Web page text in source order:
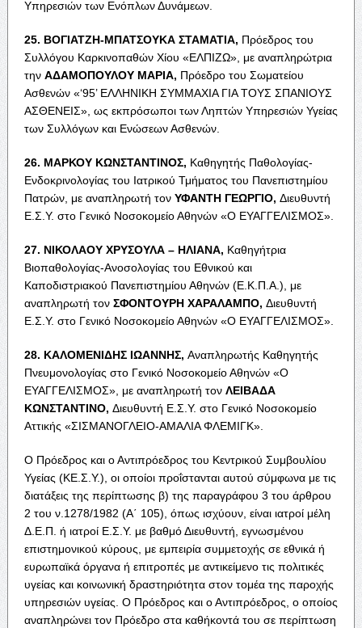
Υπηρεσιών των Ενόπλων Δυνάμεων.
25. ΒΟΓΙΑΤΖΗ-ΜΠΑΤΣΟΥΚΑ ΣΤΑΜΑΤΙΑ, Πρόεδρος του
Συλλόγου Καρκινοπαθών Χίου «ΕΛΠΙΖΩ», με αναπληρώτρια
την ΑΔΑΜΟΠΟΥΛΟΥ ΜΑΡΙΑ, Πρόεδρο του Σωματείου
Ασθενών «‘95’ ΕΛΛΗΝΙΚΗ ΣΥΜΜΑΧΙΑ ΓΙΑ ΤΟΥΣ ΣΠΑΝΙΟΥΣ
ΑΣΘΕΝΕΙΣ», ως εκπρόσωποι των Ληπτών Υπηρεσιών Υγείας
των Συλλόγων και Ενώσεων Ασθενών.
26. ΜΑΡΚΟΥ ΚΩΝΣΤΑΝΤΙΝΟΣ, Καθηγητής Παθολογίας-
Ενδοκρινολογίας του Ιατρικού Τμήματος του Πανεπιστημίου
Πατρών, με αναπληρωτή τον ΥΦΑΝΤΗ ΓΕΩΡΓΙΟ, Διευθυντή
Ε.Σ.Υ. στο Γενικό Νοσοκομείο Αθηνών «Ο ΕΥΑΓΓΕΛΙΣΜΟΣ».
27. ΝΙΚΟΛΑΟΥ ΧΡΥΣΟΥΛΑ – ΗΛΙΑΝΑ, Καθηγήτρια
Βιοπαθολογίας-Ανοσολογίας του Εθνικού και
Καποδιστριακού Πανεπιστημίου Αθηνών (Ε.Κ.Π.Α.), με
αναπληρωτή τον ΣΦΟΝΤΟΥΡΗ ΧΑΡΑΛΑΜΠΟ, Διευθυντή
Ε.Σ.Υ. στο Γενικό Νοσοκομείο Αθηνών «Ο ΕΥΑΓΓΕΛΙΣΜΟΣ».
28. ΚΑΛΟΜΕΝΙΔΗΣ ΙΩΑΝΝΗΣ, Αναπληρωτής Καθηγητής
Πνευμονολογίας στο Γενικό Νοσοκομείο Αθηνών «Ο
ΕΥΑΓΓΕΛΙΣΜΟΣ», με αναπληρωτή τον ΛΕΙΒΑΔΑ
ΚΩΝΣΤΑΝΤΙΝΟ, Διευθυντή Ε.Σ.Υ. στο Γενικό Νοσοκομείο
Αττικής «ΣΙΣΜΑΝΟΓΛΕΙΟ-ΑΜΑΛΙΑΦΛΕΜΙΓΚ».
Ο Πρόεδρος και ο Αντιπρόεδρος του Κεντρικού Συμβουλίου
Υγείας (ΚΕ.Σ.Υ.), οι οποίοι προΐστανται αυτού σύμφωνα με τις
διατάξεις της περίπτωσης β) της παραγράφου 3 του άρθρου
2 του ν.1278/1982 (Α΄ 105), όπως ισχύουν, είναι ιατροί μέλη
Δ.Ε.Π. ή ιατροί Ε.Σ.Υ. με βαθμό Διευθυντή, εγνωσμένου
επιστημονικού κύρους, με εμπειρία συμμετοχής σε εθνικά ή
ευρωπαϊκά όργανα ή επιτροπές με αντικείμενο τις πολιτικές
υγείας και κοινωνική δραστηριότητα στον τομέα της παροχής
υπηρεσιών υγείας. Ο Πρόεδρος και ο Αντιπρόεδρος, ο οποίος
αναπληρώνει τον Πρόεδρο στα καθήκοντά του σε περίπτωση